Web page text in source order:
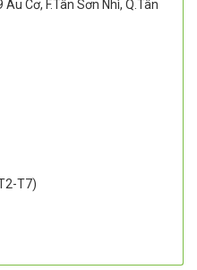
Cơ, F.Tân Sơn Nhì, Q.Tân
T7)